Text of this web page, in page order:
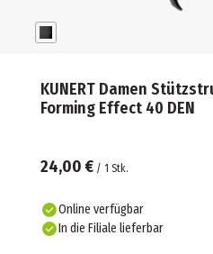
KUNERT Damen
Forming Effect 40 DEN
24,00 € / 1 Stk.
Online verfügbar
In die Filiale lieferbar